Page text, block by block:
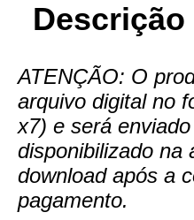
ATENÇÃO: O
arquivo digital no
x7) e será
disponibilizado na
download após a
pagamento.